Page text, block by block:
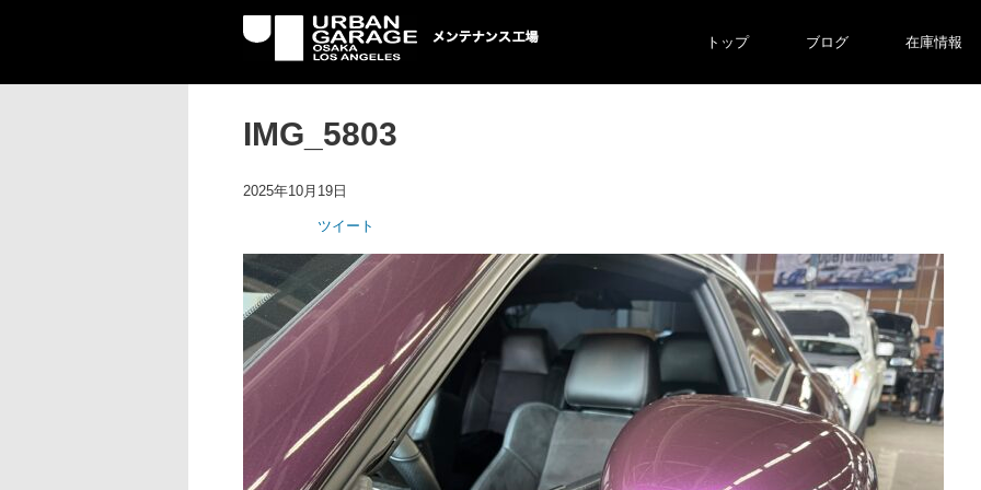
UG メンテナンス工場
トップ ブログ 在庫情報
IMG_5803
2025年10月19日
ツイート